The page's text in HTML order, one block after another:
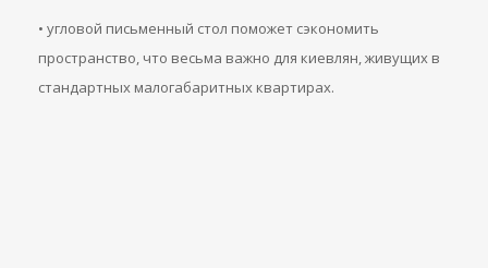
• угловой письменный стол поможет сэкономить
пространство, что весьма важно для киевлян, живущих в
стандартных малогабаритных квартирах.